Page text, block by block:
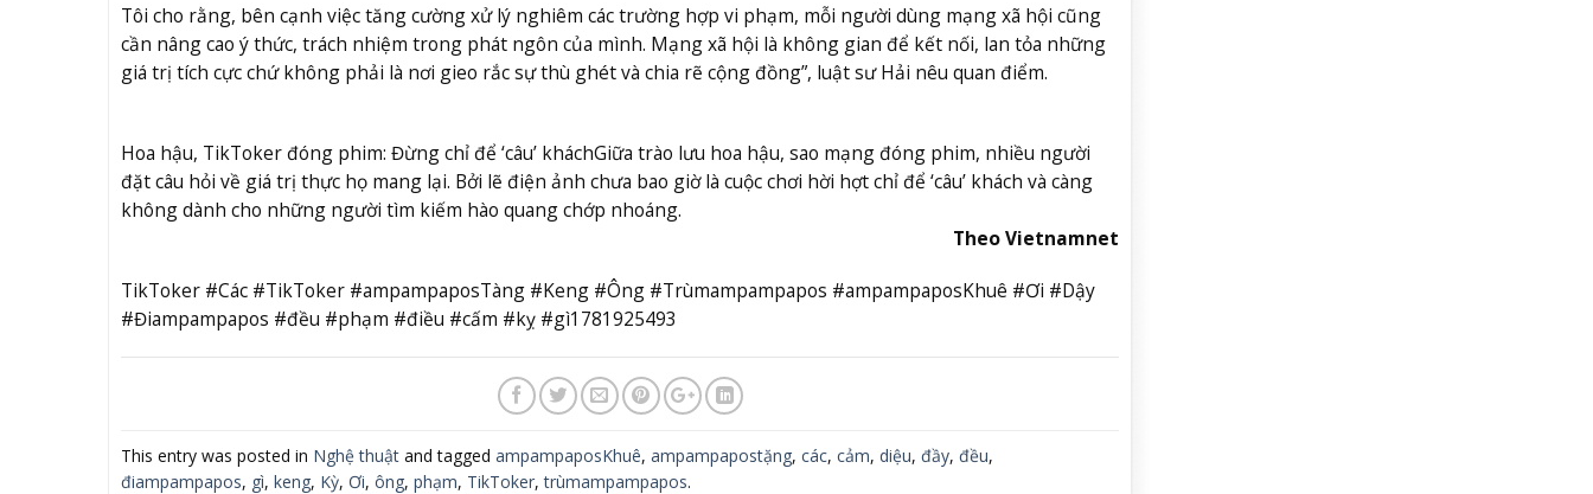
Tôi cho rằng, bên cạnh việc tăng cường xử lý nghiêm các trường hợp vi phạm, mỗi người dùng mạng xã hội cũng
cần nâng cao ý thức, trách nhiệm trong phát ngôn của mình. Mạng xã hội là không gian để kết nối, lan tỏa những
giá trị tích cực chứ không phải là nơi gieo rắc sự thù ghét và chia rẽ cộng đồng”, luật sư Hải nêu quan điểm.
Hoa hậu, TikToker đóng phim: Đừng chỉ để ‘câu’ kháchGiữa trào lưu hoa hậu, sao mạng đóng phim, nhiều người
đặt câu hỏi về giá trị thực họ mang lại. Bởi lẽ điện ảnh chưa bao giờ là cuộc chơi hời hợt chỉ để ‘câu’ khách và càng
không dành cho những người tìm kiếm hào quang chớp nhoáng.
Theo Vietnamnet
TikToker #Các #TikToker #ampampaposTàng #Keng #Ông #Trùmampampapos #ampampaposKhuê #Ơi #Dậy
#Điampampapos #đều #phạm #điều #cấm #kỵ #gì1781925493
This entry was posted in Nghệ thuậtand tagged ampampaposKhuê, ampampapostặng, các, cảm, diệu, đầy, đều,
điampampapos, gì, keng, Kỳ, Ơi, ông, phạm, TikToker,trùmampampapos.